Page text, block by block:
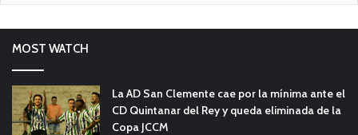
MOST WATCH
La AD San Clemente cae por la mínima ante el
CD Quintanar del Rey y queda eliminada de la
Copa JCCM